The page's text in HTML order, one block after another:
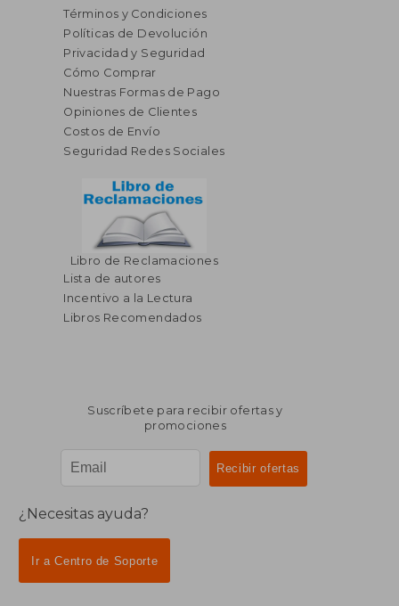
40%
dcto. $ 211.28
Términos y Condiciones
Políticas de Devolución
Privacidad y Seguridad
Cómo Comprar
Nuestras Formas de Pago
Opiniones de Clientes
Costos de Envío
Seguridad Redes Sociales
Libro de Reclamaciones
Lista de autores
Incentivo a la Lectura
Libros Recomendados
Suscríbete para recibir ofertas y
promociones
¿Necesitas ayuda?
Ir a Centro de Soporte